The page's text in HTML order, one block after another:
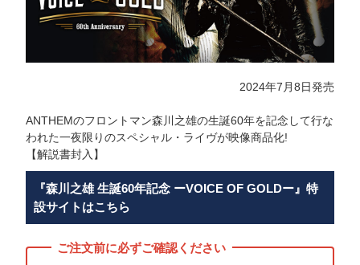
2024年7月8日発売
ANTHEMのフロントマン森川之雄の生誕60年を記念して行な
われた一夜限りのスペシャル・ライヴが映像商品化!
【解説書封入】
『森川之雄 生誕60年記念 ーVOICE OF GOLDー』特
設サイトはこちら